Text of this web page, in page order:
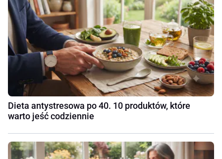
Dieta antystresowa po 40. 10 produktów, które
warto jeść codziennie